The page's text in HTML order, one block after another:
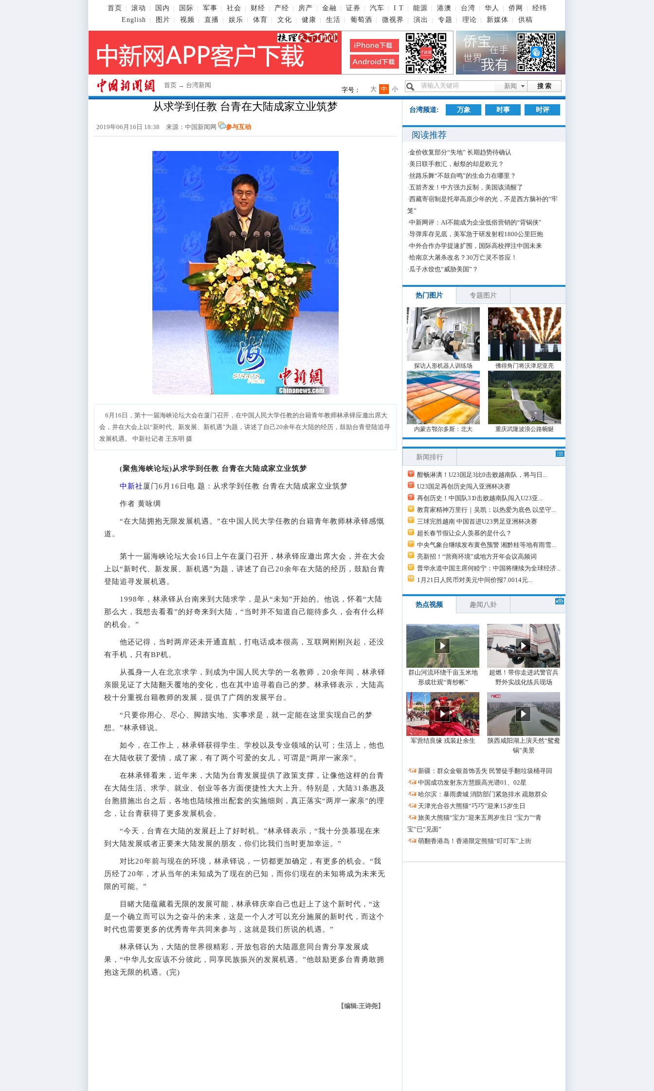
首页 滚动 国内 国际 军事 社会 财经 产经 房产 金融 证券 汽车 I T 能源 港澳 台湾 华人 侨网
经纬
English
图片 视频 直播 娱乐 体育 文化 健康 生活 葡萄酒 微视界 演出 专题 理论 新媒体 供稿
首页 → 台湾新闻 搜 索
新闻
字号： 小
中
大
从求学到任教 台青在大陆成家立业筑梦
2019年06月16日 18:38 来源： 中国新闻网 参与互动
6月16日，第十一届海峡论坛大会在厦门召开，在中国人民大学任教的台籍青年教师林承铎应邀出席大
会，并在大会上以“新时代、新发展、新机遇”为题，讲述了自己20余年在大陆的经历，鼓励台青登陆追寻
发展机遇。 中新社记者 王东明 摄
(聚焦海峡论坛)从求学到任教 台青在大陆成家立业筑梦
中新社 厦门6月16日电 题：从求学到任教 台青在大陆成家立业筑梦
作者 黄咏绸
“在大陆拥抱无限发展机遇。”在中国人民大学任教的台籍青年教师林承铎感慨
道。
第十一届海峡论坛大会16日上午在厦门召开，林承铎应邀出席大会，并在大会
上以“新时代、新发展、新机遇”为题，讲述了自己20余年在大陆的经历，鼓励台青
登陆追寻发展机遇。
1998年，林承铎从台南来到大陆求学，是从“未知”开始的。他说，怀着“大陆
那么大，我想去看看”的好奇来到大陆，“当时并不知道自己能待多久，会有什么样
的机会。”
他还记得，当时两岸还未开通直航，打电话成本很高，互联网刚刚兴起，还没
有手机，只有BP机。
从孤身一人在北京求学，到成为中国人民大学的一名教师，20余年间，林承铎
亲眼见证了大陆翻天覆地的变化，也在其中追寻着自己的梦。林承铎表示，大陆高
校十分重视台籍教师的发展，提供了广阔的发展平台。
“只要你用心、尽心、脚踏实地、实事求是，就一定能在这里实现自己的梦
想。”林承铎说。
如今，在工作上，林承铎获得学生、学校以及专业领域的认可；生活上，他也
在大陆收获了爱情，成了家，有了两个可爱的女儿，可谓是“两岸一家亲”。
在林承铎看来，近年来，大陆为台青发展提供了政策支撑，让像他这样的台青
在大陆生活、求学、就业、创业等各方面便捷性大大上升。特别是，大陆31条惠及
台胞措施出台之后，各地也陆续推出配套的实施细则，真正落实“两岸一家亲”的理
念，让台青获得了更多发展机会。
“今天，台青在大陆的发展赶上了好时机。”林承铎表示，“我十分羡慕现在来
到大陆发展或者正要来大陆发展的朋友，你们比我们当时更加幸运。”
对比20年前与现在的环境，林承铎说，一切都更加确定，有更多的机会。“我
历经了20年，才从当年的未知成为了现在的已知，而你们现在的未知将成为未来无
限的可能。”
目睹大陆蕴藏着无限的发展可能，林承铎庆幸自己也赶上了这个新时代，“这
是一个确立而可以为之奋斗的未来，这是一个人才可以充分施展的新时代，而这个
时代也需要更多的优秀青年共同来参与，这就是我们所说的机遇。”
林承铎认为，大陆的世界很精彩，开放包容的大陆愿意同台青分享发展成
果，“中华儿女应该不分彼此，同享民族振兴的发展机遇。”他鼓励更多台青勇敢拥
抱这无限的机遇。(完)
【编辑:王诗尧】
台湾频道: 万象 时事 时评
阅读推荐
·金价收复部分“失地” 长期趋势待确认
·美日联手救汇，献祭的却是欧元？
·丝路乐舞“不鼓自鸣”的生命力在哪里？
·五箭齐发！中方强力反制，美国该清醒了
·西藏寄宿制是托举高原少年的光，不是西方脑补的“牢
笼”
·中新网评：AI不能成为企业低俗营销的“背锅侠”
·导弹库存见底，美军急于研发射程1800公里巨炮
·中外合作办学提速扩围，国际高校押注中国未来
·给南京大屠杀改名？30万亡灵不答应！
·瓜子水饺也“威胁美国”？
热门图片 专题图片
探访人形机器人训练场 佛得角门将沃津尼亚亮
内蒙古鄂尔多斯：北大 重庆武隆波浪公路蜿蜒
新闻排行
酣畅淋漓！U23国足3比0击败越南队，将与日...
U23国足再创历史闯入亚洲杯决赛
再创历史！中国队3∶0击败越南队闯入U23亚...
教育家精神万里行｜吴凯：以热爱为底色 以坚守...
三球完胜越南 中国首进U23男足亚洲杯决赛
超长春节假让众人羡慕的是什么？
中央气象台继续发布黄色预警 湘黔桂等地有雨雪...
亮新招！“营商环境”成地方开年会议高频词
普华永道中国主席何睦宁：中国将继续为全球经济...
1月21日人民币对美元中间价报7.0014元...
热点视频 趣闻八卦
群山河流环绕千亩玉米地
形成壮观“青纱帐”
超燃！带你走进武警官兵
野外实战化练兵现场
军营结良缘 戎装赴余生
陕西咸阳湖上演天然“鸳鸯
锅”美景
·
新疆：群众金银首饰丢失 民警徒手翻垃圾桶寻回
·
中国成功发射东方慧眼高光谱01、02星
·
哈尔滨：暴雨袭城 消防部门紧急排水 疏散群众
·
天津光合谷大熊猫“巧巧”迎来15岁生日
·
旅美大熊猫“宝力”迎来五周岁生日 “宝力”“青
宝”已“见面”
·
萌翻香港岛！香港限定熊猫“叮叮车”上街